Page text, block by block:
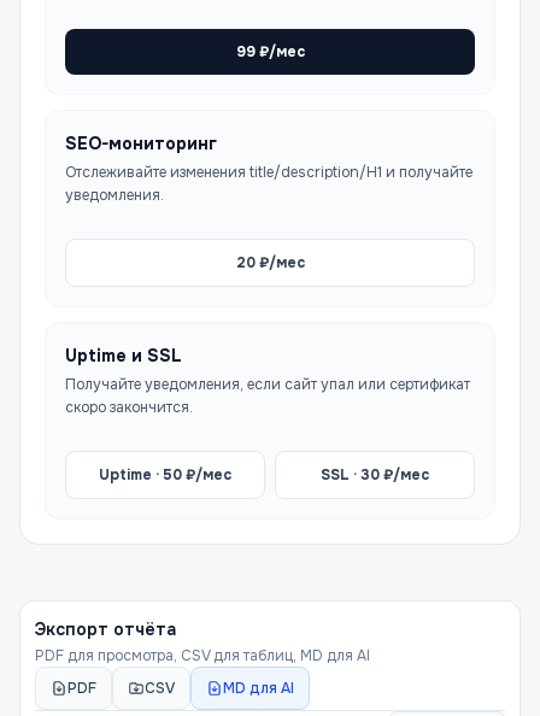
99₽/мес
SEO-мониторинг
Отслеживайте изменения title/description/H1 и получайте
уведомления.
20₽/мес
Uptime и SSL
Получайте уведомления, если сайт упал или сертификат
скоро закончится.
Uptime ·50₽/мес SSL ·30₽/мес
Экспорт отчёта
PDF для просмотра, CSV для таблиц, MD для AI
PDF
CSV MD для AI